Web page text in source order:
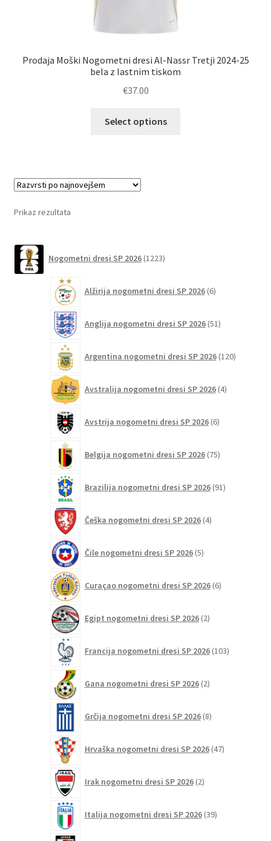
Prodaja Moški Nogometni dresi Al-Nassr Tretji 2024-25
bela z lastnim tiskom
€37.00
Select options
Prikaz rezultata
Nogometni dresi SP 2026 1223izdelkov
Alžirija nogometni dresi SP 2026 6izdelkov
Anglija nogometni dresi SP 2026 51izdelkov
Argentina nogometni dresi SP 2026 120izdelkov
Avstralija nogometni dresi SP 2026 4izdelki
Avstrija nogometni dresi SP 2026 6izdelkov
Belgija nogometni dresi SP 2026 75izdelkov
Brazilija nogometni dresi SP 2026 91izdelkov
Češka nogometni dresi SP 2026 4izdelki
Čile nogometni dresi SP 2026 5izdelkov
Curaçao nogometni dresi SP 2026 6izdelkov
Egipt nogometni dresi SP 2026 2izdelka
Francija nogometni dresi SP 2026 103izdelki
Gana nogometni dresi SP 2026 2izdelka
Grčija nogometni dresi SP 2026 8izdelkov
Hrvaška nogometni dresi SP 2026 47izdelkov
Irak nogometni dresi SP 2026 2izdelka
Italija nogometni dresi SP 2026 39izdelkov